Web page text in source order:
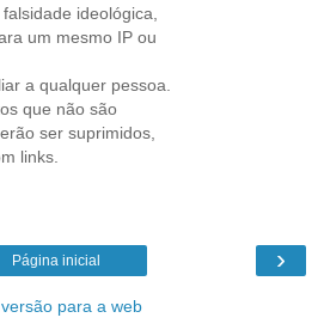
ideológica,
um mesmo IP ou
a qualquer pessoa.
que não são
ser suprimidos,
links.
›
Página inicial
para a web